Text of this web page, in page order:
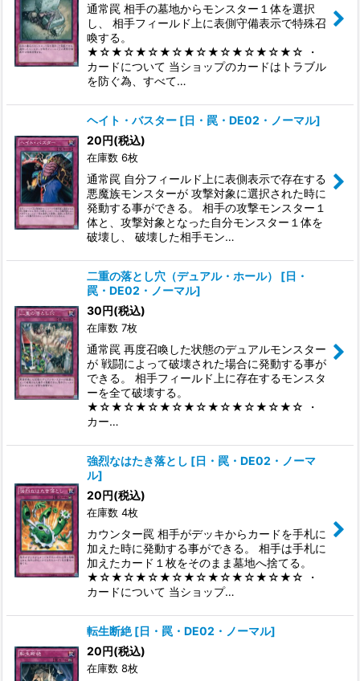
通常罠 相手の墓地からモンスター１体を選択
し、 相手フィールド上に表側守備表示で特殊召
喚する。
★☆★☆★☆★☆★☆★☆★☆★☆★☆ ・
カードについて 当ショップのカードはトラブル
を防ぐ為、すべて…
ヘイト・バスター [日・罠・DE02・ノーマル]
20円(税込)
在庫数 6枚
通常罠 自分フィールド上に表側表示で存在する
悪魔族モンスターが 攻撃対象に選択された時に
発動する事ができる。 相手の攻撃モンスター１
体と、攻撃対象となった自分モンスター１体を
破壊し、 破壊した相手モン…
二重の落とし穴（デュアル・ホール） [日・
罠・DE02・ノーマル]
30円(税込)
在庫数 7枚
通常罠 再度召喚した状態のデュアルモンスター
が 戦闘によって破壊された場合に発動する事が
できる。 相手フィールド上に存在するモンスタ
ーを全て破壊する。
★☆★☆★☆★☆★☆★☆★☆★☆★☆ ・
カー…
強烈なはたき落とし [日・罠・DE02・ノーマ
ル]
20円(税込)
在庫数 4枚
カウンター罠 相手がデッキからカードを手札に
加えた時に発動する事ができる。 相手は手札に
加えたカード１枚をそのまま墓地へ捨てる。
★☆★☆★☆★☆★☆★☆★☆★☆★☆ ・
カードについて 当ショップ…
転生断絶 [日・罠・DE02・ノーマル]
20円(税込)
在庫数 8枚